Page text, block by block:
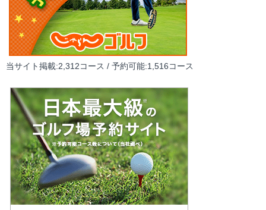
当サイト掲載:2,312コース / 予約可能:1,516コース